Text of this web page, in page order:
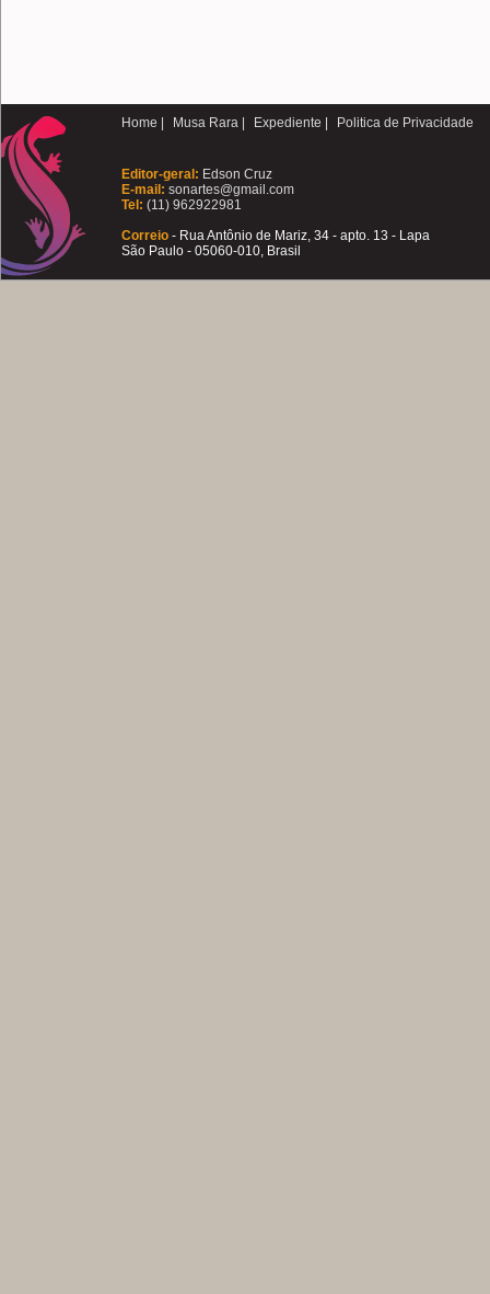
Home | Musa Rara | Expediente | Politica de Privacidade
Editor-geral: Edson Cruz
E-mail: sonartes@gmail.com
Tel: (11) 962922981
Correio - Rua Antônio de Mariz, 34 - apto. 13 - Lapa
São Paulo - 05060-010, Brasil